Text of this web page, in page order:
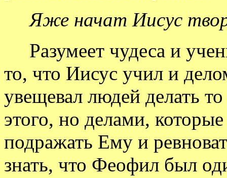
Яже начат Иисус
Разумеет чудеса и
то, что Иисус учил и
увещевал людей делать
этого, но делами,
подражать Ему и
знать, что Феофил был